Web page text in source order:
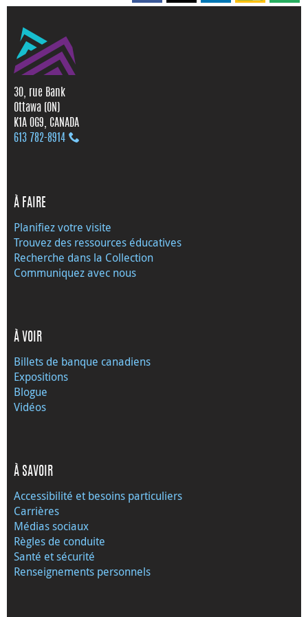
30, rue Bank
Ottawa (ON)
K1A 0G9, CANADA
613 782‑8914
À FAIRE
Planifiez votre visite
Trouvez des ressources éducatives
Recherche dans la Collection
Communiquez avec nous
À VOIR
Billets de banque canadiens
Expositions
Blogue
Vidéos
À SAVOIR
Accessibilité et besoins particuliers
Carrières
Médias sociaux
Règles de conduite
Santé et sécurité
Renseignements personnels